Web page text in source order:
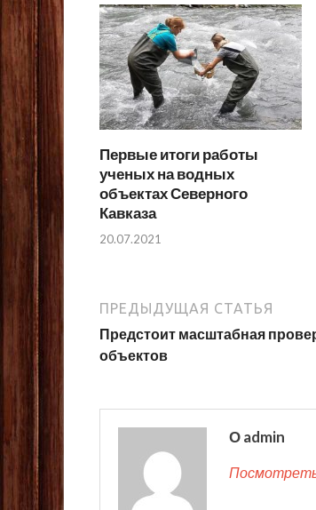
Первые итоги работы
ученых на водных
объектах Северного
Кавказа
20.07.2021
ПРЕДЫДУЩАЯ СТАТЬЯ
Предстоит масштабная
объектов
О admin
Посмотреть